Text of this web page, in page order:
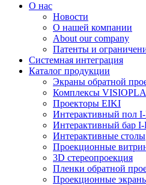
О нас
Новости
О нашей компании
About our company
Патенты и
Системная интеграция
Каталог продукции
Экраны обратной
Комплексы
Проекторы EIKI
Интерактивный пол
Интерактивный бар I-
Интерактивные столы
Проекционные
3D стереопроекция
Пленки обратной
Проекционные